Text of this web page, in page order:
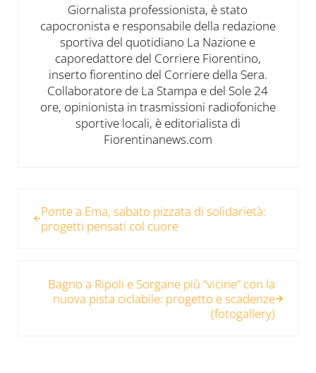
Giornalista professionista, è stato
capocronista e responsabile della redazione
sportiva del quotidiano La Nazione e
caporedattore del Corriere Fiorentino,
inserto fiorentino del Corriere della Sera.
Collaboratore de La Stampa e del Sole 24
ore, opinionista in trasmissioni radiofoniche
sportive locali, è editorialista di
Fiorentinanews.com
Ponte a Ema, sabato pizzata di solidarietà:
progetti pensati col cuore
Bagno a Ripoli e Sorgane più “vicine” con la
nuova pista ciclabile: progetto e scadenze
(fotogallery)